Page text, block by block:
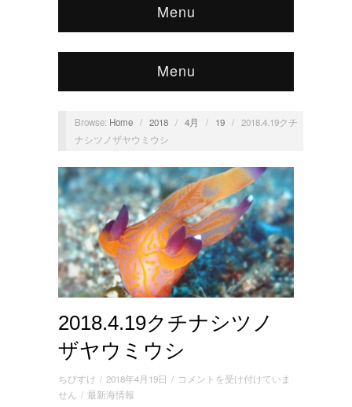
Menu
Menu
Browse: Home / 2018 / 4月 / 19 /
2018.4.19クチ
ナシツノザヤウミウシ
2018.4.19クチナシツノ
ザヤウミウシ
ちびすけ / 2018年4月19日 / 2018.4.19
コメントを受け付けていま
せん / 最新海情報